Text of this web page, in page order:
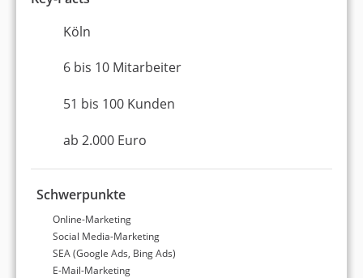
Köln
6 bis 10 Mitarbeiter
51 bis 100 Kunden
ab 2.000 Euro
Schwerpunkte
Online-Marketing
Social Media-Marketing
SEA (Google Ads, Bing Ads)
E-Mail-Marketing